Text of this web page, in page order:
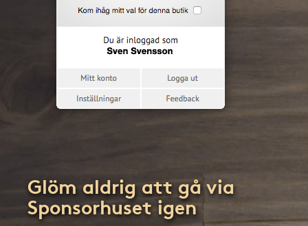
Glöm aldrig att gå via
Sponsorhuset igen